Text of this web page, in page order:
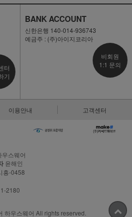
터
기
BANK ACCOUNT
신한은행 140-014-936743
예금주 : (주)아이지코리아
비회원
1:1 문의
이용안내 고객센터
스웨어
윤해인
흥-0458
2180
우스웨어 All rights reserved.